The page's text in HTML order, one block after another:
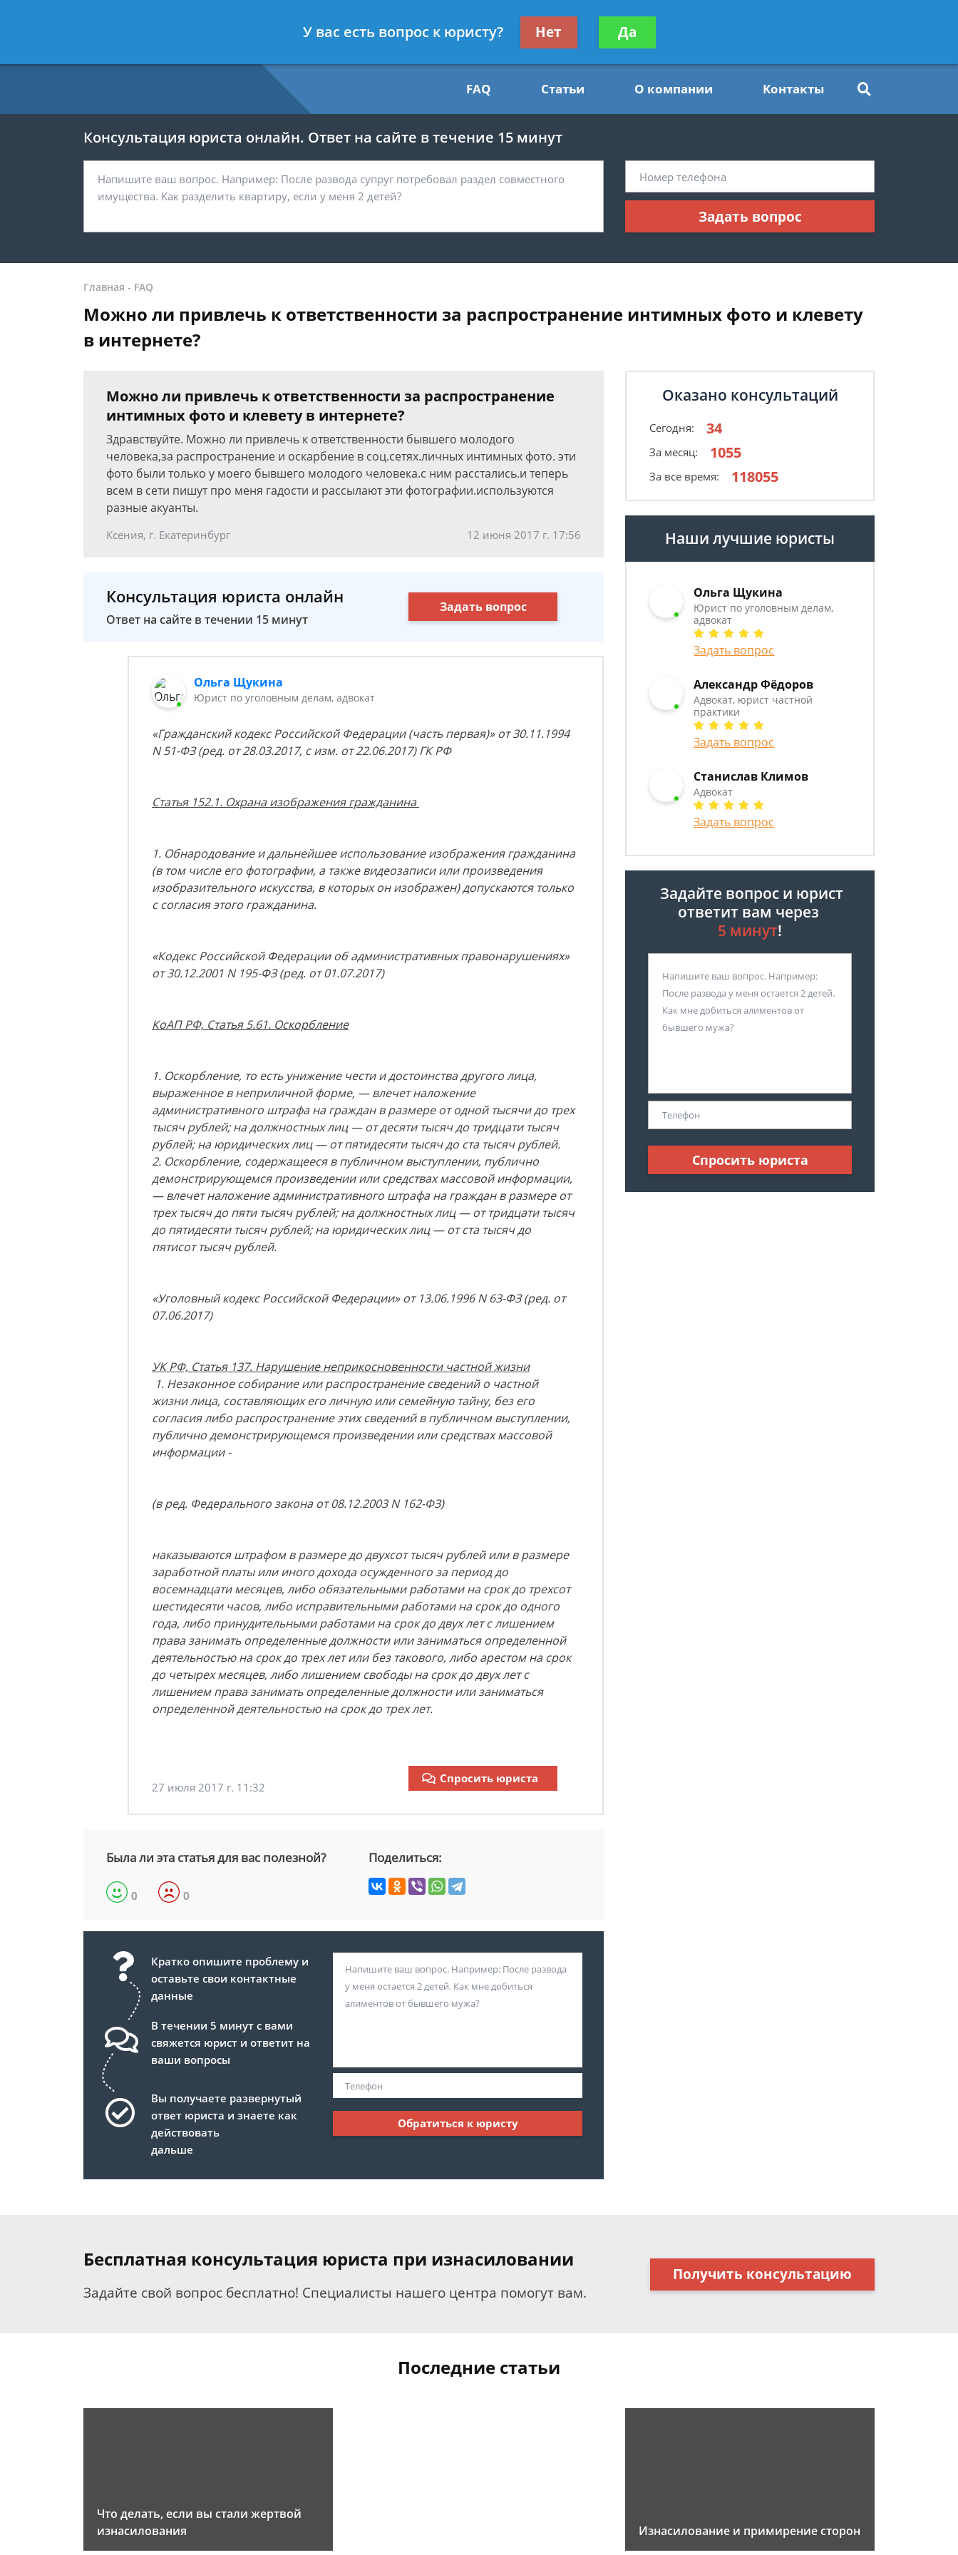
7 812 467-37-54
Получите консультацию
бесплатно
FAQ Статьи О компании Контакты
Консультация юриста онлайн. Ответ на сайте в течение 15 минут
Задать вопрос
Главная - FAQ
Можно ли привлечь к ответственности за распространение интимных фото и клевету
в интернете?
Можно ли привлечь к ответственности за распространение
интимных фото и клевету в интернете?
Здравствуйте. Можно ли привлечь к ответственности бывшего молодого
человека,за распространение и оскарбение в соц.сетях.личных интимных фото. эти
фото были только у моего бывшего молодого человека.с ним расстались.и теперь
всем в сети пишут про меня гадости и рассылают эти фотографии.используются
разные акуанты.
Ксения, г. Екатеринбург 12 июня 2017 г. 17:56
Консультация юриста онлайн
Ответ на сайте в течении 15 минут
Задать вопрос
Ольга Щукина
Юрист по уголовным делам, адвокат
«Гражданский кодекс Российской Федерации (часть первая)» от 30.11.1994
N 51-ФЗ (ред. от 28.03.2017, с изм. от 22.06.2017) ГК РФ
Статья 152.1. Охрана изображения гражданина
1. Обнародование и дальнейшее использование изображения гражданина
(в том числе его фотографии, а также видеозаписи или произведения
изобразительного искусства, в которых он изображен) допускаются только
с согласия этого гражданина.
«Кодекс Российской Федерации об административных правонарушениях»
от 30.12.2001 N 195-ФЗ (ред. от 01.07.2017)
КоАП РФ, Статья 5.61. Оскорбление
1. Оскорбление, то есть унижение чести и достоинства другого лица,
выраженное в неприличной форме, — влечет наложение
административного штрафа на граждан в размере от одной тысячи до трех
тысяч рублей; на должностных лиц — от десяти тысяч до тридцати тысяч
рублей; на юридических лиц — от пятидесяти тысяч до ста тысяч рублей.
2. Оскорбление, содержащееся в публичном выступлении, публично
демонстрирующемся произведении или средствах массовой информации,
— влечет наложение административного штрафа на граждан в размере от
трех тысяч до пяти тысяч рублей; на должностных лиц — от тридцати тысяч
до пятидесяти тысяч рублей; на юридических лиц — от ста тысяч до
пятисот тысяч рублей.
«Уголовный кодекс Российской Федерации» от 13.06.1996 N 63-ФЗ (ред. от
07.06.2017)
УК РФ, Статья 137. Нарушение неприкосновенности частной жизни
1. Незаконное собирание или распространение сведений о частной
жизни лица, составляющих его личную или семейную тайну, без его
согласия либо распространение этих сведений в публичном выступлении,
публично демонстрирующемся произведении или средствах массовой
информации -
(в ред. Федерального закона от 08.12.2003 N 162-ФЗ)
наказываются штрафом в размере до двухсот тысяч рублей или в размере
заработной платы или иного дохода осужденного за период до
восемнадцати месяцев, либо обязательными работами на срок до трехсот
шестидесяти часов, либо исправительными работами на срок до одного
года, либо принудительными работами на срок до двух лет с лишением
права занимать определенные должности или заниматься определенной
деятельностью на срок до трех лет или без такового, либо арестом на срок
до четырех месяцев, либо лишением свободы на срок до двух лет с
лишением права занимать определенные должности или заниматься
определенной деятельностью на срок до трех лет.
27 июля 2017 г. 11:32
Спросить юриста
Была ли эта статья для вас полезной?
0 0
Поделиться:
Кратко опишите проблему и
оставьте свои контактные
данные
В течении 5 минут с вами
свяжется юрист и ответит на
ваши вопросы
Вы получаете развернутый
ответ юриста и знаете как
действовать
дальше
Обратиться к юристу
Оказано консультаций
Сегодня: 34
За месяц: 1055
За все время: 118055
Наши лучшие юристы
Ольга Щукина
Юрист по уголовным делам,
адвокат
Задать вопрос
Александр Фёдоров
Адвокат, юрист частной
практики
Задать вопрос
Станислав Климов
Адвокат
Задать вопрос
Задайте вопрос и юрист
ответит вам через
5 минут!
Спросить юриста
Бесплатная консультация юриста при изнасиловании
Задайте свой вопрос бесплатно! Специалисты нашего центра помогут вам.
Получить консультацию
Последние статьи
Что делать, если вы стали жертвой
изнасилования
Изнасилование и примирение сторон
У вас есть вопрос к юристу? Нет Да